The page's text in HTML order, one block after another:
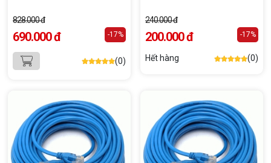
828.000 đ
690.000 đ -17%
(0)
240.000 đ
200.000 đ -17%
Hết hàng (0)